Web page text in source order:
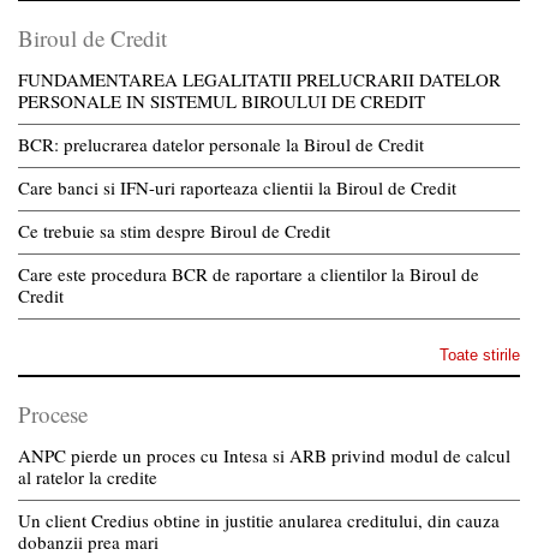
Biroul de Credit
FUNDAMENTAREA LEGALITATII PRELUCRARII DATELOR
PERSONALE IN SISTEMUL BIROULUI DE CREDIT
BCR: prelucrarea datelor personale la Biroul de Credit
Care banci si IFN-uri raporteaza clientii la Biroul de Credit
Ce trebuie sa stim despre Biroul de Credit
Care este procedura BCR de raportare a clientilor la Biroul de
Credit
Toate stirile
Procese
ANPC pierde un proces cu Intesa si ARB privind modul de calcul
al ratelor la credite
Un client Credius obtine in justitie anularea creditului, din cauza
dobanzii prea mari